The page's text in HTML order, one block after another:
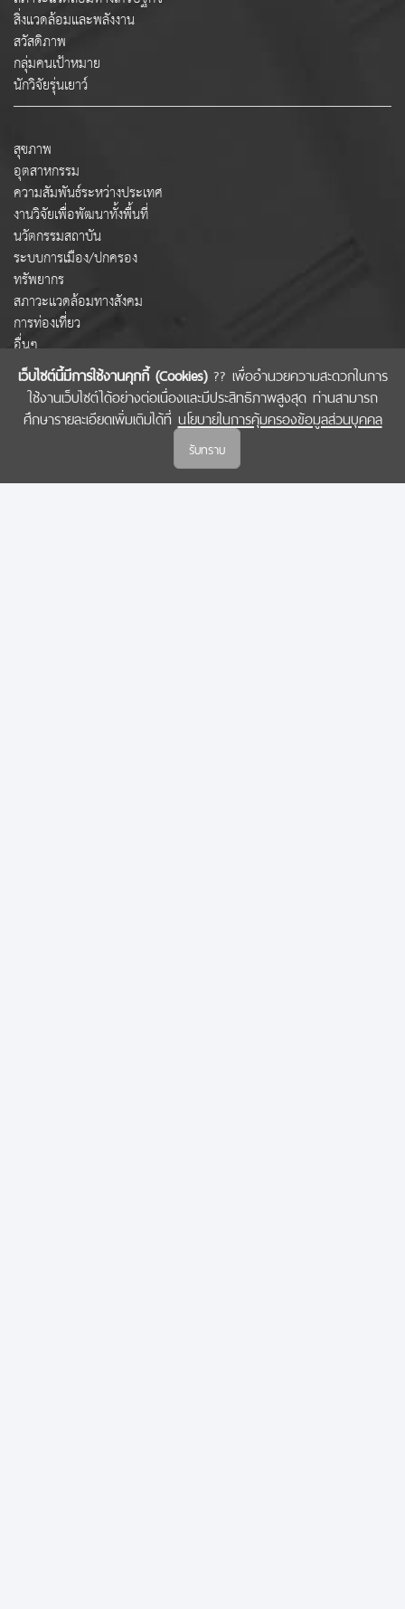
เว็บไซต์นี้มีการใช้งานคุกกี้ (Cookies)?? เพื่ออำนวยความสะดวกในการ
ใช้งานเว็บไซต์ได้อย่างต่อเนื่องและมีประสิทธิภาพสูงสุด ท่านสามารถ
ศึกษารายละเอียดเพิ่มเติมได้ที่ นโยบายในการคุ้มครองข้อมูลส่วนบุคคล
รับทราบ
สิ่งแวดล้อมและพลังงาน
สวัสดิภาพ
กลุ่มคนเป้าหมาย
นักวิจัยรุ่นเยาว์
สุขภาพ
อุตสาหกรรม
ความสัมพันธ์ระหว่างประเทศ
งานวิจัยเพื่อพัฒนาทั้งพื้นที่
นวัตกรรมสถาบัน
ระบบการเมือง/ปกครอง
ทรัพยากร
สภาวะแวดล้อมทางสังคม
การท่องเที่ยว
อื่นๆ
COPYRIGHT © 2022 สำนักงานคณะกรรมการส่งเสริมวิทยาศาสตร์ วิจัยและนวัตกรรม
(สกสว.)
นโยบายในการคุ้มครองข้อมูลส่วนบุคคล